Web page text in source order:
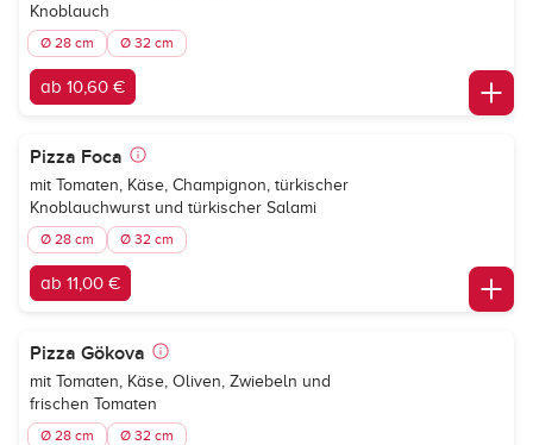
Knoblauch
Ø 28 cm Ø 32 cm
ab 10,60 €
Pizza Foca
mit Tomaten, Käse, Champignon, türkischer
Knoblauchwurst und türkischer Salami
Ø 28 cm Ø 32 cm
ab 11,00 €
Pizza Gökova
mit Tomaten, Käse, Oliven, Zwiebeln und
frischen Tomaten
Ø 28 cm Ø 32 cm